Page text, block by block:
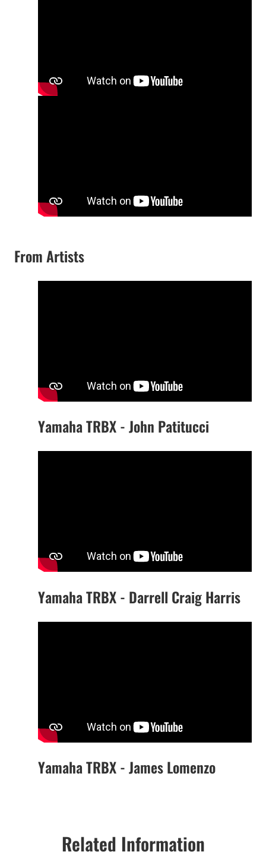
From Artists
Yamaha TRBX - John Patitucci
Yamaha TRBX - Darrell Craig Harris
Yamaha TRBX - James Lomenzo
Related Information